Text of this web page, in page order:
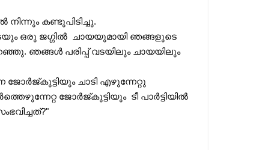
കണ്ടുപിടിച്ചു.
ഒരു ജഗ്ഗിൽ  ചായയുമായി ഞങ്ങളുടെ
ഞങ്ങൾ പരിപ്പ് വടയിലും ചായയിലും
"ദുഷ്ടന്മാരെ, ഒരു ചായയും പരിപ്പുവടയും എനിക്കും താ."ബോധം കെട്ടുകിടന്നിരുന്ന ജോർജ്‌കുട്ടിയും ചാടി എഴുന്നേറ്റു